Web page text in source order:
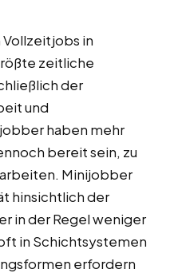
in
zeitliche
der
und
haben mehr
bereit sein, zu
Minijobber
hinsichtlich der
in der Regel weniger
in Schichtsystemen
erfordern